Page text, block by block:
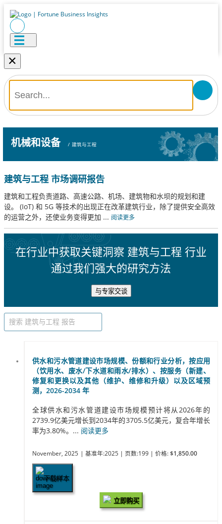
×
机械和设备 / 建筑与工程
建筑与工程 市场调研报告
建筑和工程负责道路、高速公路、机场、建筑物和水坝的规划和建
设。 (IoT) 和 5G 等技术的出现正在改革建筑行业，除了提供安全高效
的运营之外，还使业务变得更加 ... 阅读更多
在行业中获取关键洞察 建筑与工程 行业
通过我们强大的研究方法
与专家交谈
供水和污水管道建设市场规模、份额和行业分析，按应用
（饮用水、废水/下水道和雨水/排水）、按服务（新建、
修复和更换以及其他（维护、维修和升级）以及区域预
测，2026-2034 年
全球供水和污水管道建设市场规模预计将从2026年的
2739.9亿美元增长到2034年的3705.5亿美元，复合年增长
率为3.80%。... 阅读更多
November, 2025 | 基准年:2025 | 页数:199 | 价格: $1,850.00
下载样本
立即购买